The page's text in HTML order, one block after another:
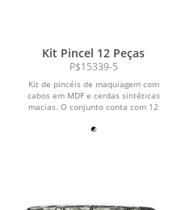
Kit Pincel 12 Peças
P$15339-5
Kit de pincéis de maquiagem com
cabos em MDF e cerdas sintéticas
macias. O conjunto conta com 12